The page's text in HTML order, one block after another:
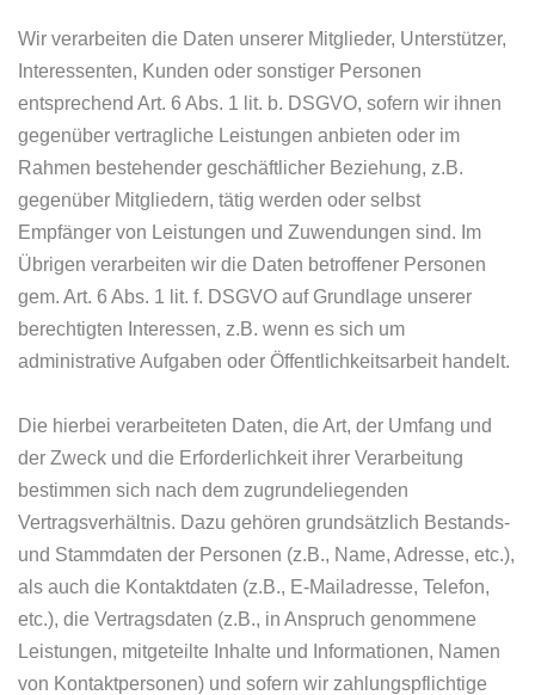
Wir verarbeiten die Daten unserer Mitglieder, Unterstützer,
Interessenten, Kunden oder sonstiger Personen
entsprechend Art. 6 Abs. 1 lit. b. DSGVO, sofern wir ihnen
gegenüber vertragliche Leistungen anbieten oder im
Rahmen bestehender geschäftlicher Beziehung, z.B.
gegenüber Mitgliedern, tätig werden oder selbst
Empfänger von Leistungen und Zuwendungen sind. Im
Übrigen verarbeiten wir die Daten betroffener Personen
gem. Art. 6 Abs. 1 lit. f. DSGVO auf Grundlage unserer
berechtigten Interessen, z.B. wenn es sich um
administrative Aufgaben oder Öffentlichkeitsarbeit handelt.
Die hierbei verarbeiteten Daten, die Art, der Umfang und
der Zweck und die Erforderlichkeit ihrer Verarbeitung
bestimmen sich nach dem zugrundeliegenden
Vertragsverhältnis. Dazu gehören grundsätzlich Bestands-
und Stammdaten der Personen (z.B., Name, Adresse, etc.),
als auch die Kontaktdaten (z.B., E-Mailadresse, Telefon,
etc.), die Vertragsdaten (z.B., in Anspruch genommene
Leistungen, mitgeteilte Inhalte und Informationen, Namen
von Kontaktpersonen) und sofern wir zahlungspflichtige